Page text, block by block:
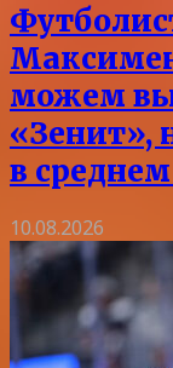
можем
«Зенит»,
в
10.08.2026